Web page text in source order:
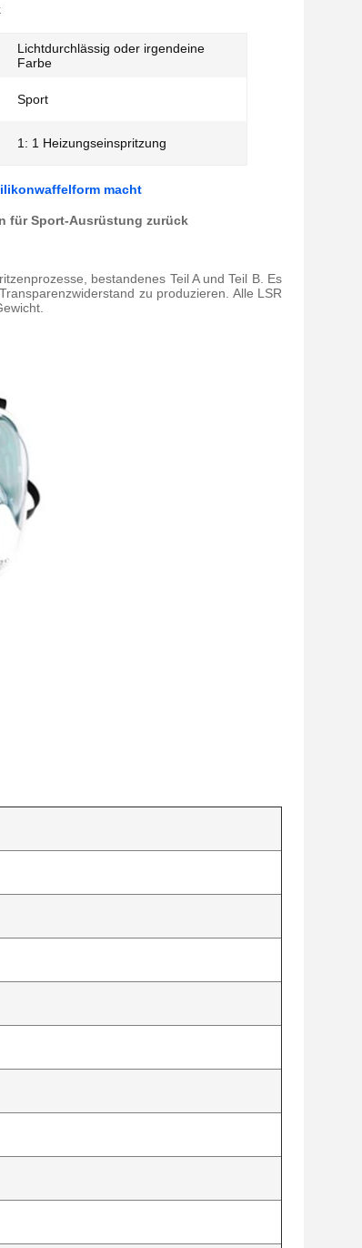
Lichtdurchlässig oder irgendeine
Farbe
Sport
1: 1 Heizungseinspritzung
macht
für Sport-Ausrüstung zurück
bestandenes Teil A und Teil B. Es
zu produzieren. Alle LSR